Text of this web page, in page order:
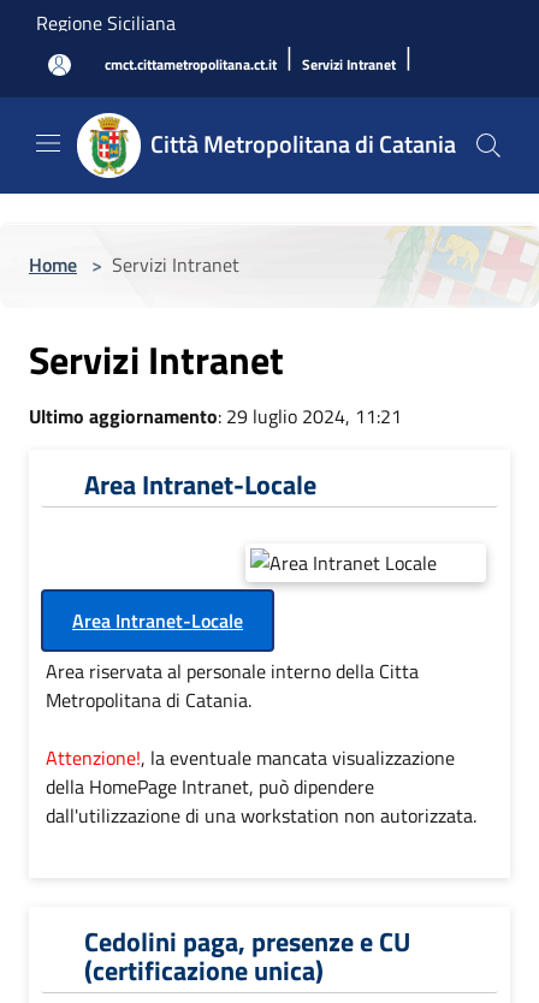
Salta al contenuto principale
Regione Siciliana
cmct.cittametropolitana.ct.it | Servizi Intranet |
Città Metropolitana di Catania
Home > Servizi Intranet
Servizi Intranet
Ultimo aggiornamento: 29 luglio 2024, 11:21
Area Intranet-Locale
Area Intranet-Locale
Area riservata al personale interno della Citta
Metropolitana di Catania.
Attenzione!, la eventuale mancata visualizzazione
della HomePage Intranet, può dipendere
dall'utilizzazione di una workstation non autorizzata.
Cedolini paga, presenze e CU
(certificazione unica)